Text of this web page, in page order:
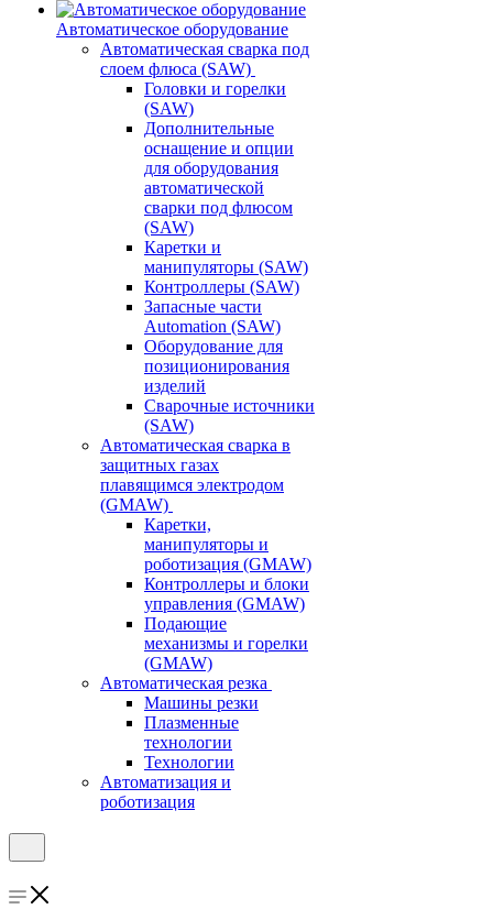
Автоматическое оборудование
Автоматическая сварка под
слоем флюса (SAW)
Головки и горелки
(SAW)
Дополнительные
оснащение и опции
для оборудования
автоматической
сварки под флюсом
(SAW)
Каретки и
манипуляторы (SAW)
Контроллеры (SAW)
Запасные части
Automation (SAW)
Оборудование для
позиционирования
изделий
Сварочные источники
(SAW)
Автоматическая сварка в
защитных газах
плавящимся электродом
(GMAW)
Каретки,
манипуляторы и
роботизация (GMAW)
Контроллеры и блоки
управления (GMAW)
Подающие
механизмы и горелки
(GMAW)
Автоматическая резка
Машины резки
Плазменные
технологии
Технологии
Автоматизация и
роботизация